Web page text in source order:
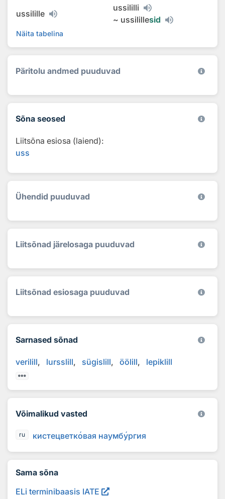
ussilille
ussililli
~ ussilillesid
Näita tabelina
Päritolu andmed puuduvad
Sõna seosed
Liitsõna esiosa (laiend):
uss
Ühendid puuduvad
Liitsõnad järelosaga puuduvad
Liitsõnad esiosaga puuduvad
Sarnased sõnad
verilill lursslill sügislill öölill lepiklill
Võimalikud vasted
ru кистецветковая наумбургия
Sama sõna
ELi terminibaasis IATE